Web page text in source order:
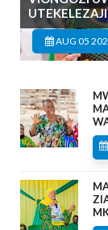
AUG 05